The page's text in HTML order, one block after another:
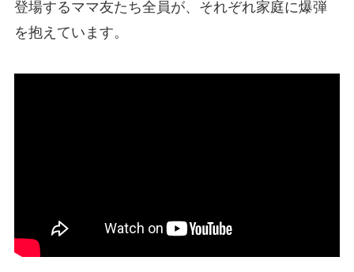
登場するママ友たち全員が、それぞれ家庭に爆弾
を抱えています。